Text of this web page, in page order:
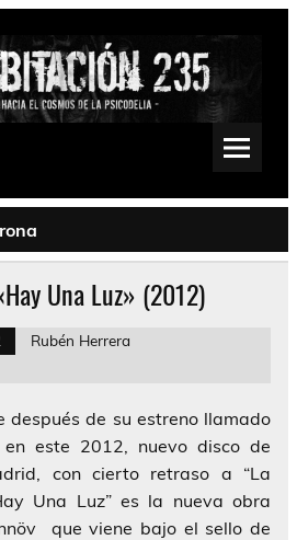
Doom, Sludge, Fuzz, Space, Drone
Una Luz» (2012)
Rubén Herrera
después de su estreno llamado
en este 2012, nuevo disco de
con cierto retraso a “La
Una Luz” es la nueva obra
que viene bajo el sello de